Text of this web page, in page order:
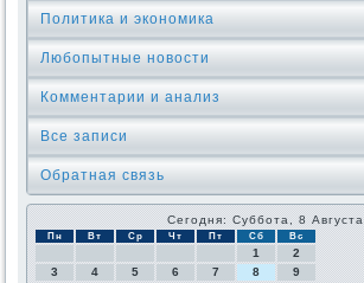
Политика и экономика
Любопытные новости
Комментарии и анализ
Все записи
Обратная связь
Сегодня: Суббота, 8 Августа
Пн Вт Ср Чт Пт Сб Вс
1
2
3
4 5 6 7 8
9